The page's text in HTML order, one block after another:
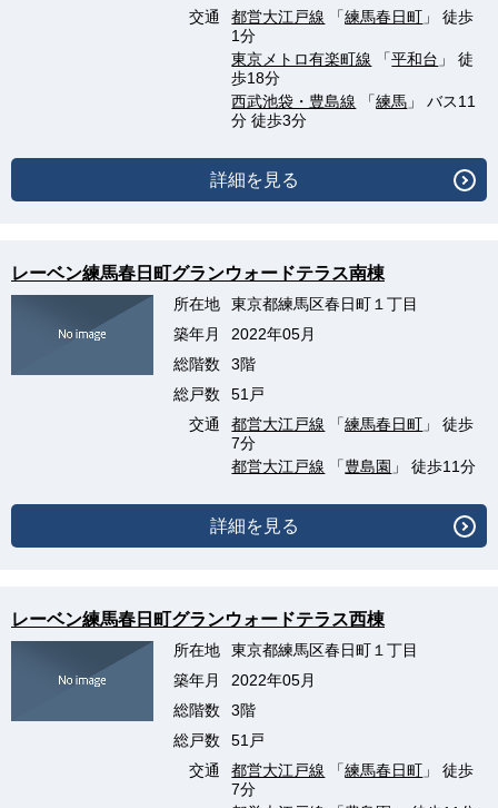
交通
都営大江戸線 「練馬春日町 」 徒歩
1分
東京メトロ有楽町線 「平和台 」 徒
歩18分
西武池袋・豊島線 「練馬 」 バス11
分 徒歩3分
詳細を見る
レーベン練馬春日町グランウォードテラス南棟
所在地
東京都練馬区春日町１丁目
築年月
2022年05月
総階数
3階
総戸数
51戸
交通
都営大江戸線 「練馬春日町 」 徒歩
7分
都営大江戸線 「豊島園 」 徒歩11分
詳細を見る
レーベン練馬春日町グランウォードテラス西棟
所在地
東京都練馬区春日町１丁目
築年月
2022年05月
総階数
3階
総戸数
51戸
交通
都営大江戸線 「練馬春日町 」 徒歩
7分